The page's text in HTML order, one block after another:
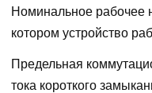
Номинальное рабочее
котором устройство
Предельная
тока короткого